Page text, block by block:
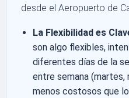
desde el Aeropuerto de
La Flexibilidad es
son algo flexibles,
diferentes días de la
entre semana (martes,
menos costosos que